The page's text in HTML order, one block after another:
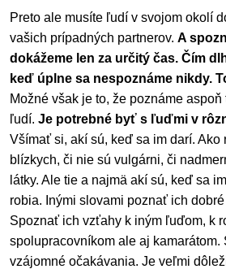
Preto ale musíte ľudí v svojom okolí
vašich prípadných partnerov. A
dokážeme len za určitý čas. Čím
keď úplne sa nespoznáme nikdy.
Možné však je to, že poznáme
ľudí. Je potrebné byť s ľuďmi v
Všímať si, akí sú, keď sa im darí. Ako
blízkych, či nie sú vulgárni, či
látky. Ale tie a najmä akí sú, keď sa
robia. Inými slovami poznať ich
Spoznať ich vzťahy k iným ľuďom, k
spolupracovníkom ale aj kamarátom.
vzájomné očakávania. Je veľmi